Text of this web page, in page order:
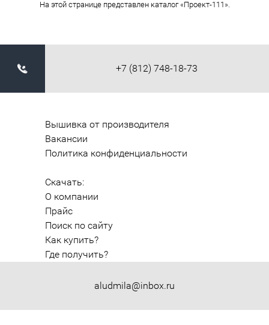
На этой странице представлен каталог «Проект-111».
+7 (812) 748-18-73
aludmila@inbox.ru
Вышивка от производителя
Вакансии
Политика конфиденциальности
Скачать:
О компании
Прайс
Поиск по сайту
Как купить?
Где получить?